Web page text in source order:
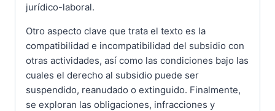
jurídico-laboral.
Otro aspecto clave que trata el texto es la
compatibilidad e incompatibilidad del subsidio con
otras actividades, así como las condiciones bajo las
cuales el derecho al subsidio puede ser
suspendido, reanudado o extinguido. Finalmente,
se exploran las obligaciones, infracciones y